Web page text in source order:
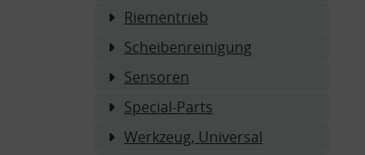
Riementrieb
Scheibenreinigung
Sensoren
Special-Parts
Werkzeug, Universal